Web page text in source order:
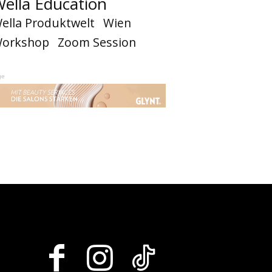
Produktwelt Wien
Zoom Session